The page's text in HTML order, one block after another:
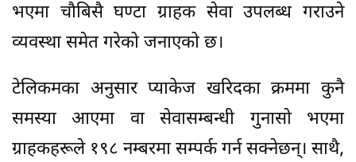
भएमा चौबिसै घण्टा ग्राहक सेवा उपलब्ध गराउने
व्यवस्था समेत गरेको जनाएको छ।
टेलिकमका अनुसार प्याकेज खरिदका क्रममा कुनै
समस्या आएमा वा सेवासम्बन्धी गुनासो भएमा
ग्राहकहरूले १९८ नम्बरमा सम्पर्क गर्न सक्नेछन्। साथै,